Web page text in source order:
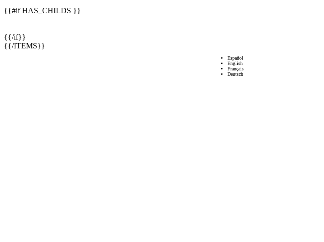
{{#if HAS_CHILDS }}
{{/if}}
{{/ITEMS}}
Español
English
Français
Deutsch